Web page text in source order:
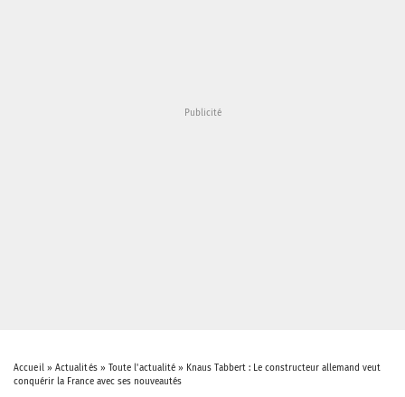
Accueil» Actualités» Toute l'actualité » Knaus Tabbert : Le constructeur allemand veut
conquérir la France avec ses nouveautés